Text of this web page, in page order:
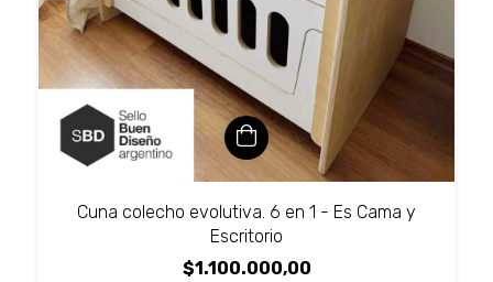
Cuna colecho evolutiva. 6 en 1 - Es Cama y
Escritorio
$1.100.000,00